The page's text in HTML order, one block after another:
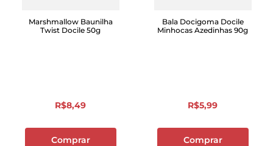
Marshmallow Baunilha
Twist Docile 50g
R$8,49
Comprar
Bala Docigoma Docile
Minhocas Azedinhas 90g
R$5,99
Comprar